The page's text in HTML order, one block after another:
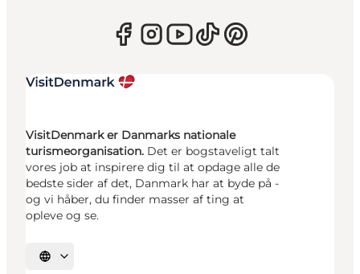
VisitDenmark er Danmarks nationale
turismeorganisation. Det er bogstaveligt talt
vores job at inspirere dig til at opdage alle de
bedste sider af det, Danmark har at byde på -
og vi håber, du finder masser af ting at
opleve og se.
Vælg sprog